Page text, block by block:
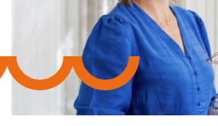
bezoek
agenda
over